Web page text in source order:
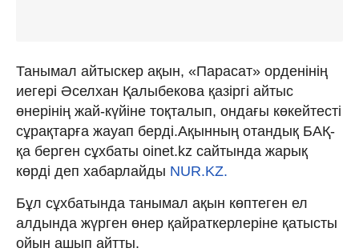
Танымал айтыскер ақын, «Парасат» орденінің
иегері Әселхан Қалыбекова қазіргі айтыс
өнерінің жай-күйіне тоқталып, ондағы көкейтесті
сұрақтарға жауап берді.Ақынның отандық БАҚ-
қа берген сұхбаты oinet.kz сайтында жарық
көрді деп хабарлайды NUR.KZ.
Бұл сұхбатында танымал ақын көптеген ел
алдында жүрген өнер қайраткерлеріне қатысты
ойын ашып айтты.